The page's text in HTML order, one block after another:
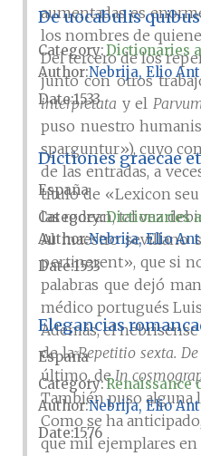
aumentadas es
los nombres de
Del tercero de los
junto con otros
interpretata y el
puso nuestro
sparguntur»), cuyo
de las entradas, a
título de «Lexicon
las rodean, tal vez
Al maestro sevillano
pertinerent», que si
palabras que dejó
médico portugués Luis
Además, el
de laRepetitio sexta.
último, deIn
También puso alguna
Como se ha
que mil ejemplares en
De uocabulis
Category:Dictionaries
Author Nebrija, Elio
Date1533
Dictiones graecae
España
Category:Dictionaries
Author Nebrija, Elio
Date1533
Elegancias
España
Category:Renaissance
Author Nebrija, Elio
Date1576